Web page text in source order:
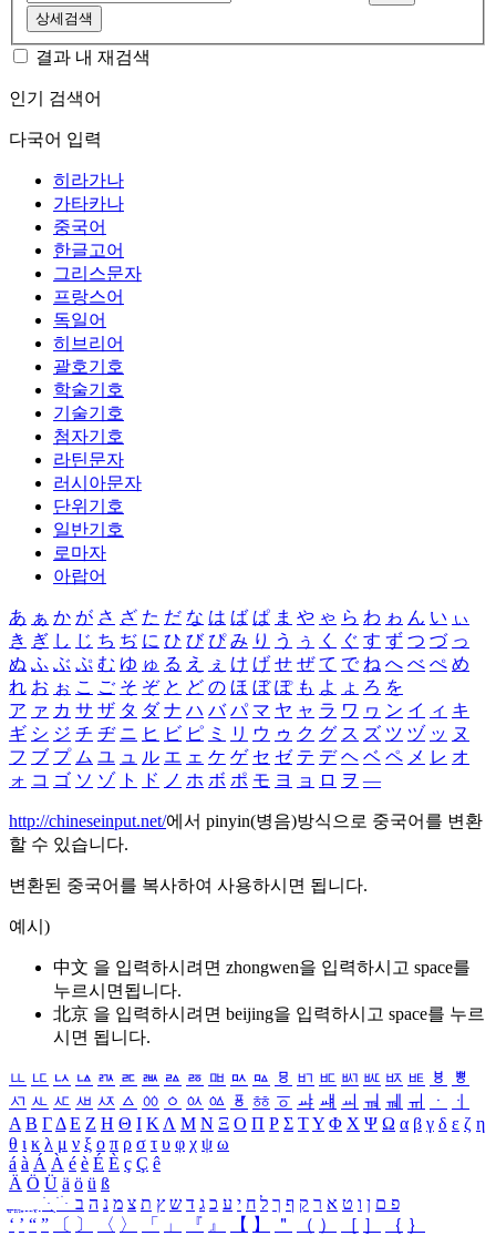
상세검색
결과 내 재검색
인기 검색어
다국어 입력
히라가나
가타카나
중국어
한글고어
그리스문자
프랑스어
독일어
히브리어
괄호기호
학술기호
기술기호
첨자기호
라틴문자
러시아문자
단위기호
일반기호
로마자
아랍어
あ ぁ か が さ ざ た だ な は ば ぱ ま や ゃ ら わ ゎ ん い ぃ
き ぎ し じ ち ぢ に ひ び ぴ み り う ぅ く ぐ す ず つ づ っ
ぬ ふ ぶ ぷ む ゆ ゅ る え ぇ け げ せ ぜ て で ね へ べ ぺ め
れ お ぉ こ ご そ ぞ と ど の ほ ぼ ぽ も よ ょ ろ を
ア ァ カ サ ザ タ ダ ナ ハ バ パ マ ヤ ャ ラ ワ ヮ ン イ ィ キ
ギ シ ジ チ ヂ ニ ヒ ビ ピ ミ リ ウ ゥ ク グ ス ズ ツ ヅ ッ ヌ
フ ブ プ ム ユ ュ ル エ ェ ケ ゲ セ ゼ テ デ ヘ ベ ペ メ レ オ
ォ コ ゴ ソ ゾ ト ド ノ ホ ボ ポ モ ヨ ョ ロ ヲ ―
http://chineseinput.net/에서 pinyin(병음)방식으로 중국어를 변환
할 수 있습니다.
변환된 중국어를 복사하여 사용하시면 됩니다.
예시)
中文 을 입력하시려면 zhongwen을 입력하시고 space를
누르시면됩니다.
北京 을 입력하시려면 beijing을 입력하시고 space를 누르
시면 됩니다.
ㅥ ㅦ ㅧ ㅨ ㅩ ㅪ ㅫ ㅬ ㅭ ㅮ ㅯ ㅰ ㅱ ㅲ ㅳ ㅴ ㅵ ㅶ ㅷ ㅸ
ㅹ
ㅺ ㅻ ㅼ ㅽ ㅾ ㅿ ㆀ ㆁ ㆂ ㆃ ㆄ ㆅ ㆆ ㆇ ㆈ ㆉ ㆊ ㆋ ㆌ ㆍ
ㆎ
Α Β ΓΔ Ε Ζ Η Θ Ι ΚΛ Μ Ν Ξ Ο Π Ρ Σ ΤΥ Φ Χ Ψ Ω α β γ δ ε ζ η
θ ι κ λ μ ν ξ ο π ρ σ τ υ φ χ ψ ω
á à Á À é è É È ç Ç ê
Ä Ö Ü ä ö ü ß
ִֶֹ ֻּ ׁׂ פ ם ן ו ט א ר ק ף ך ל ח י ע כ ג ד ש ץ ת צ מ נ ה ב
‘ ’ “ ” 〔 〕 〈 〉 「 」 『 』 【 】 ＂ （ ） ［ ］ ｛ ｝